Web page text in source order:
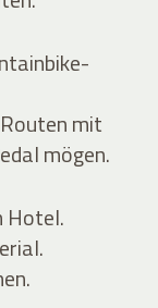
mit
mögen.
Hotel.